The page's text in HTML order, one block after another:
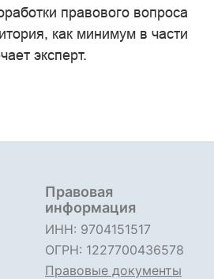
правового вопроса
как минимум в части
эксперт.
Правовая
информация
ИНН: 9704151517
ОГРН: 1227700436578
Правовые документы